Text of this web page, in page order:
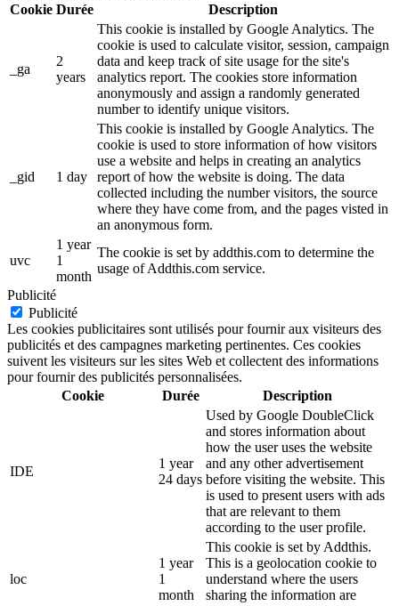
Cookie Durée Description
_ga
2
years
This cookie is installed by Google Analytics. The
cookie is used to calculate visitor, session, campaign
data and keep track of site usage for the site's
analytics report. The cookies store information
anonymously and assign a randomly generated
number to identify unique visitors.
_gid 1 day
This cookie is installed by Google Analytics. The
cookie is used to store information of how visitors
use a website and helps in creating an analytics
report of how the website is doing. The data
collected including the number visitors, the source
where they have come from, and the pages visted in
an anonymous form.
uvc
1 year
1
month
The cookie is set by addthis.com to determine the
usage of Addthis.com service.
Publicité
Publicité
Les cookies publicitaires sont utilisés pour fournir aux visiteurs des
publicités et des campagnes marketing pertinentes. Ces cookies
suivent les visiteurs sur les sites Web et collectent des informations
pour fournir des publicités personnalisées.
Cookie
Durée Description
IDE
1 year
24 days
Used by Google DoubleClick
and stores information about
how the user uses the website
and any other advertisement
before visiting the website. This
is used to present users with ads
that are relevant to them
according to the user profile.
loc
1 year
1
month
This cookie is set by Addthis.
This is a geolocation cookie to
understand where the users
sharing the information are